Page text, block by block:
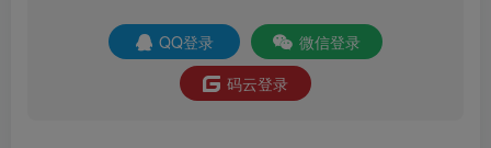
QQ登录
微信登录
码云登录